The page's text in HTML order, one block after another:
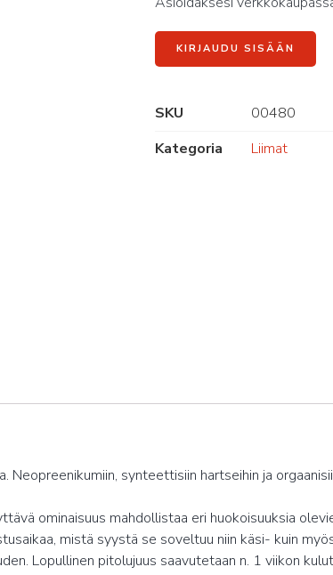
KIRJAUDU SISÄÄN
SKU
00480
Kategoria
Liimat
Neopreenikumiin, synteettisiin hartseihin ja
ominaisuus mahdollistaa eri huokoisuuksia
mistä syystä se soveltuu niin käsi- kuin
Lopullinen pitolujuus saavutetaan n. 1 viikon